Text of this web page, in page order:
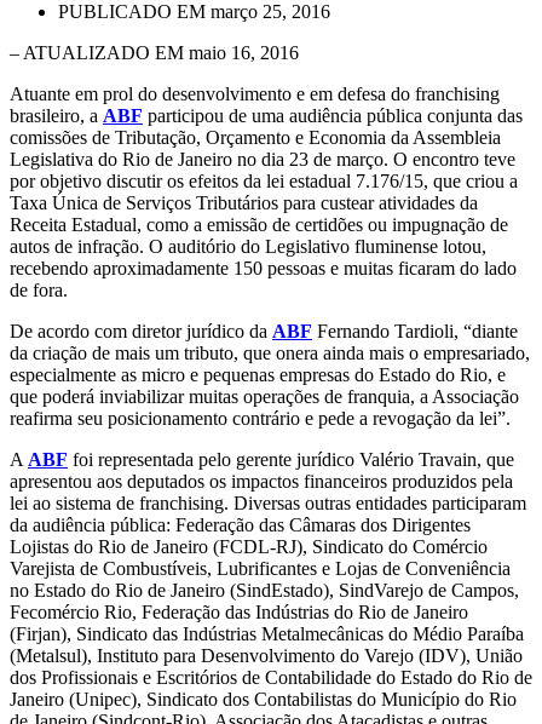
PUBLICADO EM março 25, 2016
– ATUALIZADO EM maio 16, 2016
Atuante em prol do desenvolvimento e em defesa do franchising
brasileiro, a ABF participou de uma audiência pública conjunta das
comissões de Tributação, Orçamento e Economia da Assembleia
Legislativa do Rio de Janeiro no dia 23 de março. O encontro teve
por objetivo discutir os efeitos da lei estadual 7.176/15, que criou a
Taxa Única de Serviços Tributários para custear atividades da
Receita Estadual, como a emissão de certidões ou impugnação de
autos de infração. O auditório do Legislativo fluminense lotou,
recebendo aproximadamente 150 pessoas e muitas ficaram do lado
de fora.
De acordo com diretor jurídico da ABF Fernando Tardioli, “diante
da criação de mais um tributo, que onera ainda mais o empresariado,
especialmente as micro e pequenas empresas do Estado do Rio, e
que poderá inviabilizar muitas operações de franquia, a Associação
reafirma seu posicionamento contrário e pede a revogação da lei”.
A ABF foi representada pelo gerente jurídico Valério Travain, que
apresentou aos deputados os impactos financeiros produzidos pela
lei ao sistema de franchising. Diversas outras entidades participaram
da audiência pública: Federação das Câmaras dos Dirigentes
Lojistas do Rio de Janeiro (FCDL-RJ), Sindicato do Comércio
Varejista de Combustíveis, Lubrificantes e Lojas de Conveniência
no Estado do Rio de Janeiro (SindEstado), SindVarejo de Campos,
Fecomércio Rio, Federação das Indústrias do Rio de Janeiro
(Firjan), Sindicato das Indústrias Metalmecânicas do Médio Paraíba
(Metalsul), Instituto para Desenvolvimento do Varejo (IDV), União
dos Profissionais e Escritórios de Contabilidade do Estado do Rio de
Janeiro (Unipec), Sindicato dos Contabilistas do Município do Rio